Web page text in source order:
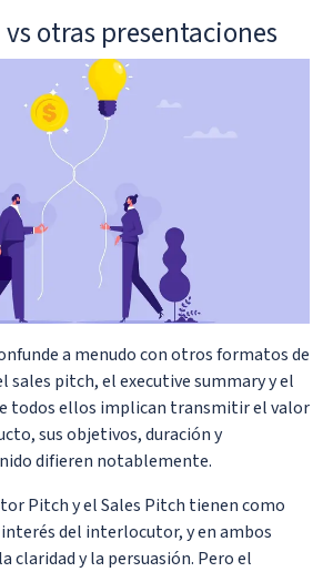
otras presentaciones
a menudo con otros formatos de
sales pitch, el executive summary y el
todos ellos implican transmitir el valor
sus objetivos, duración y
difieren notablemente.
Pitch y el Sales Pitch tienen como
del interlocutor, y en ambos
claridad y la persuasión. Pero el